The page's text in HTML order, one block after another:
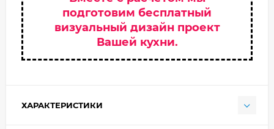
подготовим бесплатный
визуальный дизайн проект
Вашей кухни.
ХАРАКТЕРИСТИКИ